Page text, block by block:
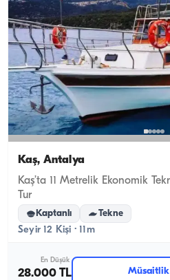
Kaş, Antalya
Kaş’ta 11 Metrelik Ekonomik
Tur
Kaptanlı Tekne
Seyir 12 Kişi · 11m
En Düşük
28.000 TL